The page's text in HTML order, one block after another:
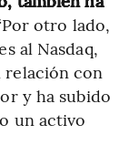
otro lado,
al Nasdaq,
relación con
y ha subido
un activo